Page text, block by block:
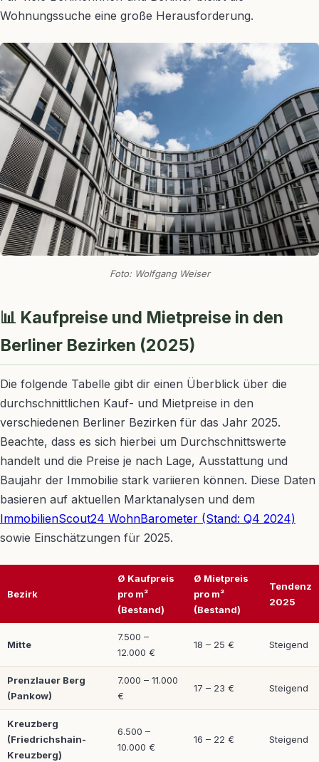
Wohnungssuche eine große Herausforderung.
Foto: Wolfgang Weiser
📊 Kaufpreise und Mietpreise in den
Berliner Bezirken (2025)
Die folgende Tabelle gibt dir einen Überblick über die
durchschnittlichen Kauf- und Mietpreise in den
verschiedenen Berliner Bezirken für das Jahr 2025.
Beachte, dass es sich hierbei um Durchschnittswerte
handelt und die Preise je nach Lage, Ausstattung und
Baujahr der Immobilie stark variieren können. Diese Daten
basieren auf aktuellen Marktanalysen und dem
ImmobilienScout24 WohnBarometer (Stand: Q4 2024)
sowie Einschätzungen für 2025.
Bezirk
Ø Kaufpreis
pro m²
(Bestand)
Ø Mietpreis
pro m²
(Bestand)
Tendenz
2025
Mitte
7.500 –
12.000 €
18 – 25 € Steigend
Prenzlauer Berg
(Pankow)
7.000 – 11.000
€
17 – 23 € Steigend
Kreuzberg
(Friedrichshain-
Kreuzberg)
6.500 –
10.000 €
16 – 22 € Steigend